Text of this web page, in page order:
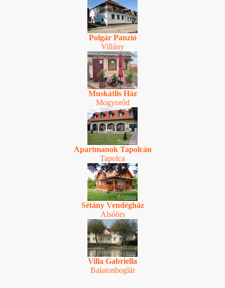
Polgár Panzió
Villány
Muskátlis Ház
Mogyoród
Apartmanok Tapolcán
Tapolca
Sétány Vendégház
Alsóörs
Villa Gabriella
Balatonboglár